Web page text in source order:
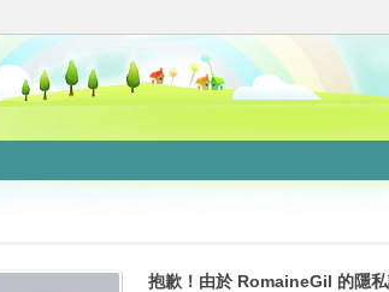
抱歉！由於 RomaineGil 的隱